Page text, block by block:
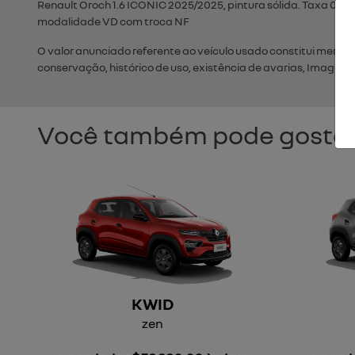
Renault Oroch 1.6 ICONIC 2025/2025, pintura sólida. Taxa
modalidade VD com troca NF
O valor anunciado referente ao veículo usado constitui
conservação, histórico de uso, existência de avarias,
Você também pode
KWID
zen